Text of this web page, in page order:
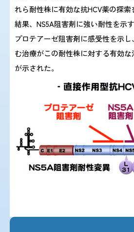
れら耐性株に有効な抗HCV薬の探
結果、NS5A阻害剤に強い耐性を示
プロテアーゼ阻害剤に感受性を示
む治療がこの耐性株に対する有効
が示された。